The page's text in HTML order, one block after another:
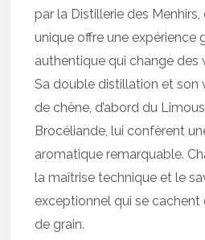
par la Distillerie des
unique offre une expérience
authentique qui change des
Sa double distillation et son
de chêne, d’abord du
Brocéliande, lui confèrent
aromatique remarquable.
la maîtrise technique et le
exceptionnel qui se cachent
de grain.